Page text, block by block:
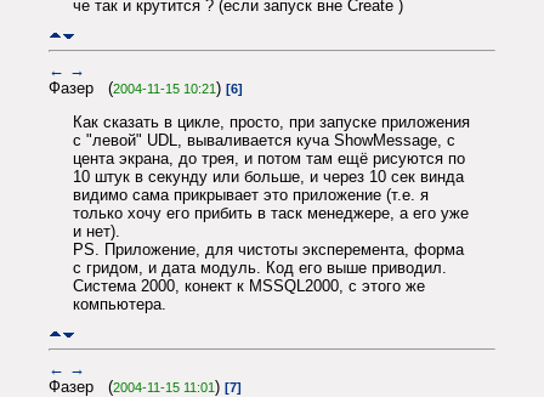
че так и крутится ? (если запуск вне Create )
← →
Фазер (2004-11-15 10:21) [6]
Как сказать в цикле, просто, при запуске приложения
с "левой" UDL, вываливается куча ShowMessage, с
цента экрана, до трея, и потом там ещё рисуются по
10 штук в секунду или больше, и через 10 сек винда
видимо сама прикрывает это приложение (т.е. я
только хочу его прибить в таск менеджере, а его уже
и нет).
PS. Приложение, для чистоты эксперемента, форма
с гридом, и дата модуль. Код его выше приводил.
Система 2000, конект к MSSQL2000, с этого же
компьютера.
← →
Фазер (2004-11-15 11:01) [7]